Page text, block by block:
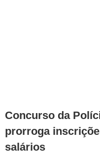
Concurso da
prorroga
salários